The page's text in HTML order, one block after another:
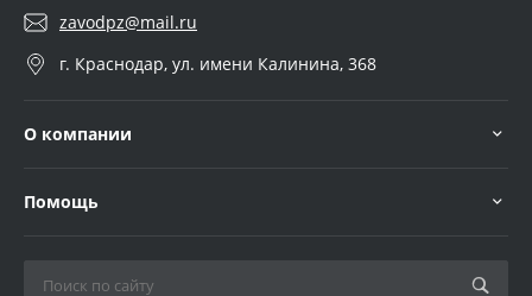
zavodpz@mail.ru
г. Краснодар, ул. имени Калинина, 368
О компании
Помощь